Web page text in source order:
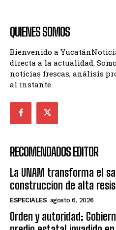
QUIENES SOMOS
Bienvenido a
directa a la actualidad.
noticias frescas, análisis
al instante.
RECOMENDADOS EDITOR
La UNAM transforma el
construccion de alta
ESPECIALES agosto 6, 2026
Orden y autoridad: